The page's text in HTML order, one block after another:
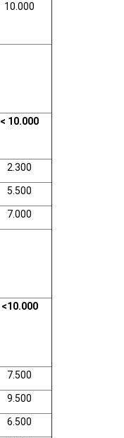
10.000
< 10.000
2.300
5.500
7.000
<10.000
7.500
9.500
6.500